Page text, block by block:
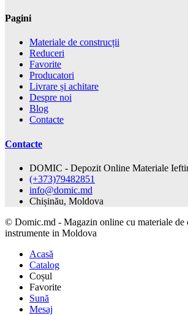
Pagini
Materiale de construcții
Reduceri
Favorite
Producatori
Livrare și achitare
Despre noi
Blog
Contacte
Contacte
DOMIC - Depozit Online Materiale
(+373)79482851
info@domic.md
Chișinău, Moldova
© Domic.md - Magazin online cu materiale de
instrumente in Moldova
Acasă
Catalog
Coșul
Favorite
Sună
Mesaj